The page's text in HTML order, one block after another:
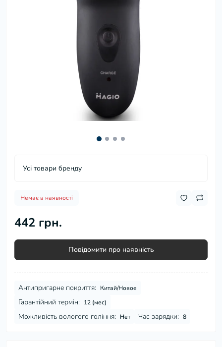
Усі товари бренду
Немає в наявності
442 грн.
Повідомити про наявність
Антипригарне покриття: Китай/Новое
Гарантійний термін: 12 (мес)
Можливість вологого гоління: Нет Час зарядки: 8